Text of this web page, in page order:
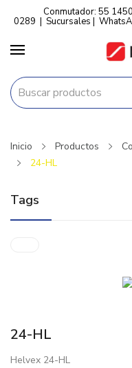
Conmutador: 55
0289 | Sucursales |
Inicio Productos
24-HL
Tags
24-HL
Helvex 24-HL